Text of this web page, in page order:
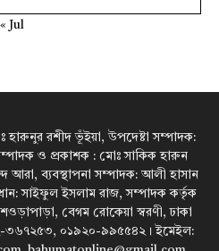
« Jul
হারুনুর রশীদ ভূঁইয়া, উপদেষ্টা সম্পাদক:
ও প্রকাশক : মোঃ সাকিক হারুন
আরা, ব্যবস্থাপনা সম্পাদক: আলী হাসান
সাইফুল ইসলাম রাজ, সম্পাদক কর্তৃক
বেগম রোকেয়া স্বরণী, ঢাকা
৩৬৭২৫৩, ০১৯২০-৯৯৫৫৪২। ইমেইল: